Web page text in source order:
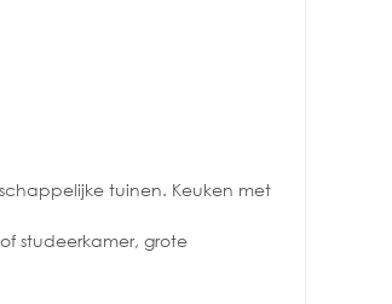
tuinen. Keuken met
studeerkamer, grote